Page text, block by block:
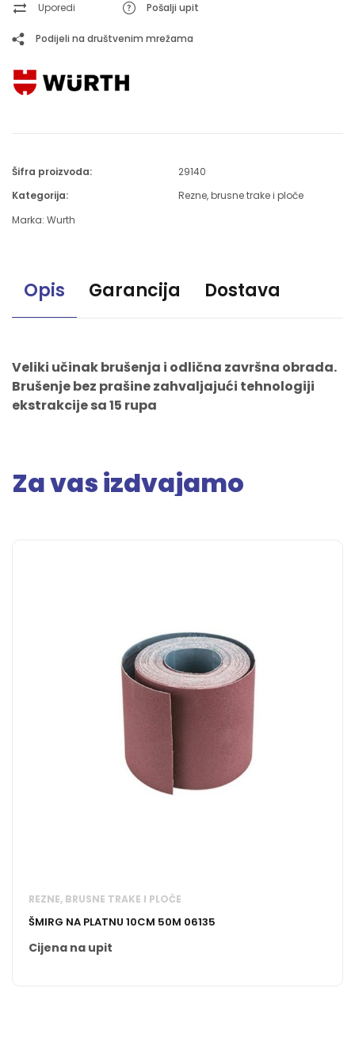
Uporedi Pošalji upit
Podijeli na društvenim mrežama
Šifra proizvoda:
29140
Kategorija:
Rezne, brusne trake i ploče
Marka: Wurth
Opis Garancija Dostava
Veliki učinak brušenja i odlična završna obrada.
Brušenje bez prašine zahvaljajući tehnologiji
ekstrakcije sa 15 rupa
Za vas izdvajamo
REZNE, BRUSNE TRAKE I PLOČE
ŠMIRG NA PLATNU 10CM 50M 06135
Cijena na upit